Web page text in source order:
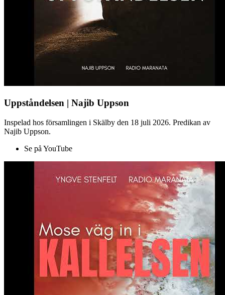
Uppståndelsen | Najib Uppson
Inspelad hos församlingen i Skälby den 18 juli 2026. Predikan av
Najib Uppson.
Se på YouTube